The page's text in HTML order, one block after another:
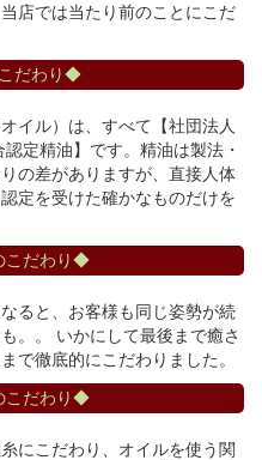
店では当たり前のことにこだ
だわり◆
イル）は、すべて【社団法人
定精油】です。精油は製法・
の差がありますが、直接人体
定を受けた確かなものだけを
こだわり◆
ると、お客様も同じ姿勢が続
。。 いかにして最後まで癒さ
で徹底的にこだわりました。
こだわり◆
にこだわり、オイルを使う関